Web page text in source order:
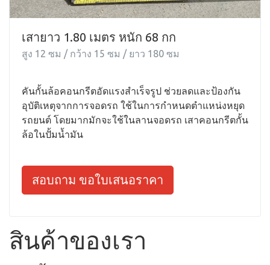
เสายาว 1.80 เมตร หนัก 68 กก
สูง 12 ซม / กว้าง 15 ซม / ยาว 180 ซม
คันกั้นล้อคอนกรีตอัดแรงสำเร็จรูป ช่วยลดและป้องกัน
อุบัติเหตุจากการจอดรถ ใช้ในการกำหนดตำแหน่งหยุด
รถยนต์ โดยมากมักจะใช้ในลานจอดรถ เสาคอนกรีตกั้น
ล้อในปั้มน้ำมัน
สอบถาม ขอใบเสนอราคา
สินค้าของเรา